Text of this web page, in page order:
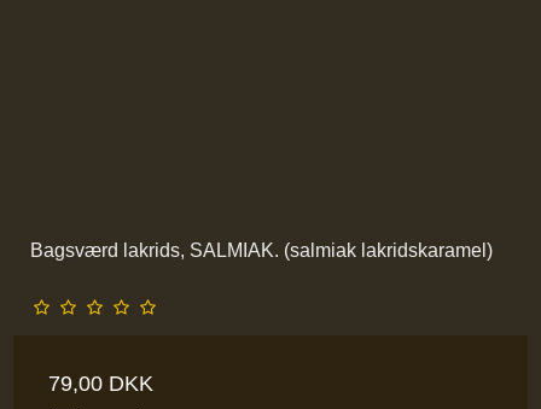
Bagsværd lakrids, SALMIAK. (salmiak lakridskaramel)
79,00 DKK